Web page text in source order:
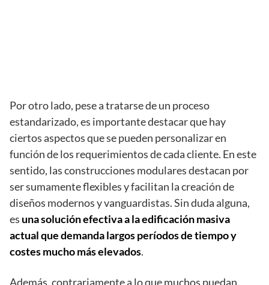
Por otro lado, pese a tratarse de un proceso
estandarizado, es importante destacar que hay
ciertos aspectos que se pueden personalizar en
función de los requerimientos de cada cliente. En este
sentido, las construcciones modulares destacan por
ser sumamente flexibles y facilitan la creación de
diseños modernos y vanguardistas. Sin duda alguna,
es una solución efectiva a la edificación masiva
actual que demanda largos períodos de tiempo y
costes mucho más elevados.
Además, contrariamente a lo que muchos puedan